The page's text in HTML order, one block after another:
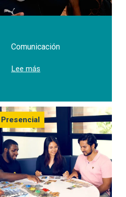
Comunicación
Lee más
Presencial